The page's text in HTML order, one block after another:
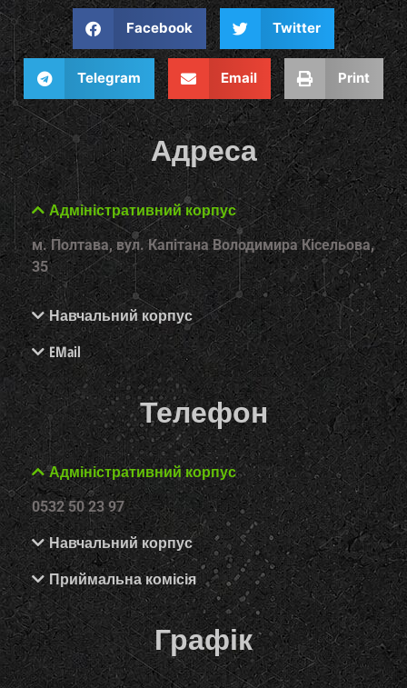
Facebook Twitter
Telegram Email Print
Адреса
Адміністративний корпус
м. Полтава, вул. Капітана Володимира Кісельова,
35
Навчальний корпус
EMail
Телефон
Адміністративний корпус
0532 50 23 97
Навчальний корпус
Приймальна комісія
Графік